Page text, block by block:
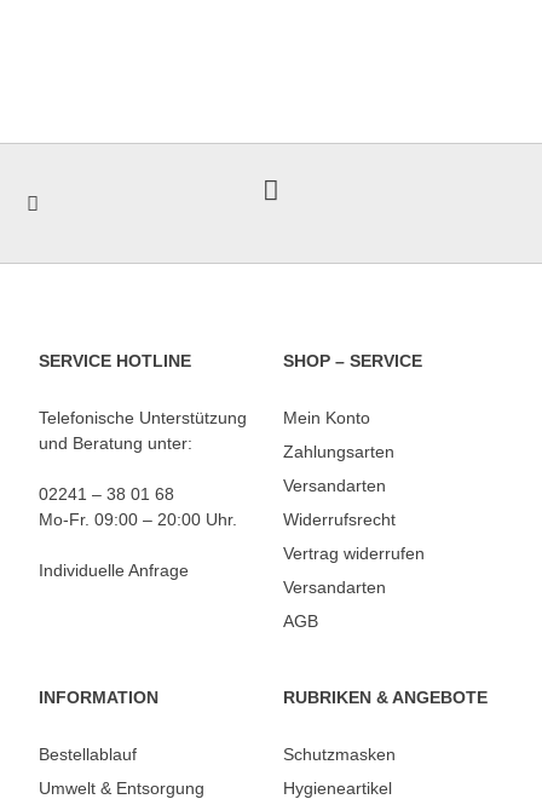
SERVICE HOTLINE
Telefonische Unterstützung
und Beratung unter:
02241 – 38 01 68
Mo-Fr. 09:00 – 20:00 Uhr.
Individuelle Anfrage
SHOP – SERVICE
Mein Konto
Zahlungsarten
Versandarten
Widerrufsrecht
Vertrag widerrufen
Versandarten
AGB
INFORMATION
Bestellablauf
Umwelt & Entsorgung
RUBRIKEN & ANGEBOTE
Schutzmasken
Hygieneartikel